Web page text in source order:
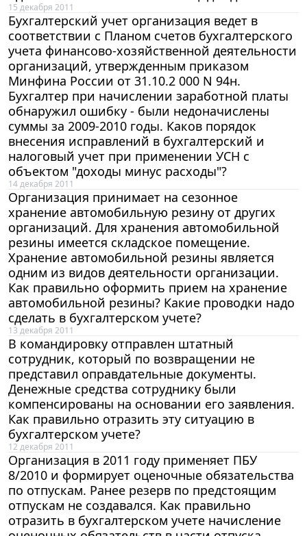
15 декабря 2011
Бухгалтерский учет организация ведет в
соответствии с Планом счетов бухгалтерского
учета финансово-хозяйственной деятельности
организаций, утвержденным приказом
Минфина России от 31.10.2 000 N 94н.
Бухгалтер при начислении заработной платы
обнаружил ошибку - были недоначислены
суммы за 2009-2010 годы. Каков порядок
внесения исправлений в бухгалтерский и
налоговый учет при применении УСН с
объектом "доходы минус расходы"?
14 декабря 2011
Организация принимает на сезонное
хранение автомобильную резину от других
организаций. Для хранения автомобильной
резины имеется складское помещение.
Хранение автомобильной резины является
одним из видов деятельности организации.
Как правильно оформить прием на хранение
автомобильной резины? Какие проводки надо
сделать в бухгалтерском учете?
13 декабря 2011
В командировку отправлен штатный
сотрудник, который по возвращении не
представил оправдательные документы.
Денежные средства сотруднику были
компенсированы на основании его заявления.
Как правильно отразить эту ситуацию в
бухгалтерском учете?
12 декабря 2011
Организация в 2011 году применяет ПБУ
8/2010 и формирует оценочные обязательства
по отпускам. Ранее резерв по предстоящим
отпускам не создавался. Как правильно
отразить в бухгалтерском учете начисление